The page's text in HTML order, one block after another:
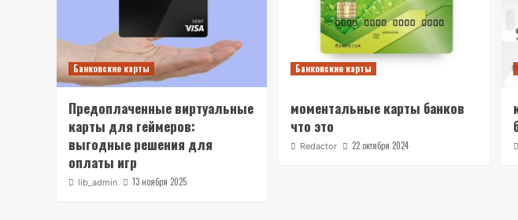
Банковские карты
Предоплаченные виртуальные
карты для геймеров:
выгодные решения для
оплаты игр
lib_admin 13 ноября 2025
Банковские карты
моментальные карты банков
что это
Redactor 22 октября 2024